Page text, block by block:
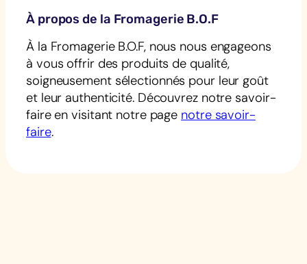
À propos de la Fromagerie B.O.F
À la Fromagerie B.O.F, nous nous engageons
à vous offrir des produits de qualité,
soigneusement sélectionnés pour leur goût
et leur authenticité. Découvrez notre savoir-
faire en visitant notre page notre savoir-
faire.